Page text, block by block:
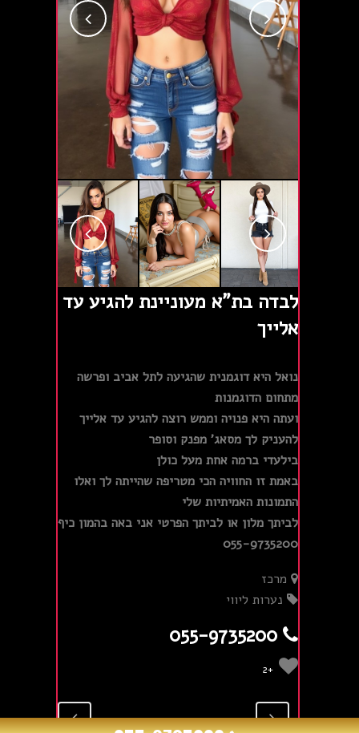
לבדה בת"א מעוניינת להגיע עד
אלייך
נואל היא דוגמנית שהגיעה לתל אביב ופרשה
מתחום הדוגמנות
ועתה היא פנויה וממש רוצה להגיע עד אלייך
להעניק לך מסאג' מפנק וסופר
בילעדי ברמה אחת מעל כולן
באמת זו החוויה הכי מטריפה שהייתה לך ואלו
התמונות האמיתיות שלי
לביתך מלון או לביתך הפרטי אני באה בהמון כיף
055-9735200
מרכז
נערות ליווי
+2